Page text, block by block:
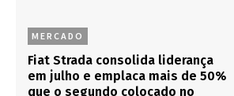
MERCADO
Fiat Strada consolida liderança
em julho e emplaca mais de 50%
que o segundo colocado no